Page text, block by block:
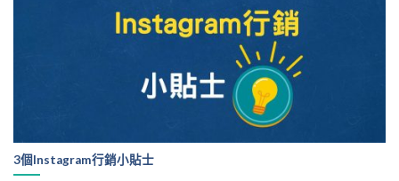
3個Instagram行銷小貼士